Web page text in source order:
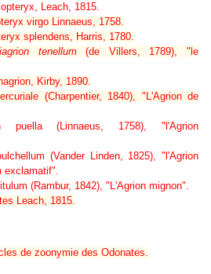
Leach, 1815.
virgo Linnaeus, 1758.
splendens, Harris, 1780.
tenellum(de Villers, 1789), "le
, Kirby, 1890.
(Charpentier, 1840), "L'Agrion de
puella(Linnaeus, 1758), "l'Agrion
(Vander Linden, 1825), "l'Agrion
exclamatif".
(Rambur, 1842), "L'Agrion mignon".
Leach, 1815.
de zoonymie des Odonates.